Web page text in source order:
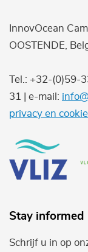
InnovOcean
OOSTENDE,
Tel.: +32-(0)59-
31 | e-mail:
privacy en
Stay informed
Schrijf u in op